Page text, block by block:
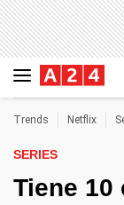
Trends Netflix
SERIES
Tiene 10